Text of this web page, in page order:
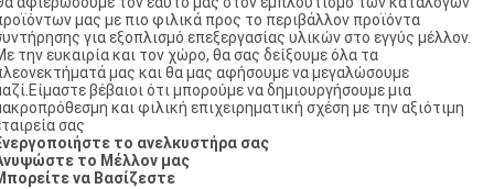
μας με πιο φιλικά προς το περιβάλλον προϊόντα
για εξοπλισμό επεξεργασίας υλικών στο εγγύς μέλλον.
την ευκαιρία και τον χώρο, θα σας δείξουμε όλα τα
μας και θα μας αφήσουμε να μεγαλώσουμε
βέβαιοι ότι μπορούμε να δημιουργήσουμε μια
και φιλική επιχειρηματική σχέση με την αξιότιμη
σας
το ανελκυστήρα σας
το Μέλλον μας
να Βασίζεστε